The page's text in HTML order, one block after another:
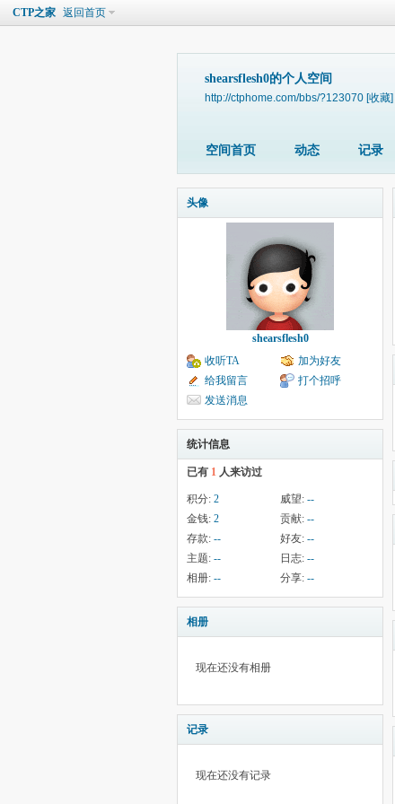
CTP之家 返回首页
shearsflesh0的个人空间
http://ctphome.com/bbs/?123070 [收藏]
空间首页 动态 记录
头像
shearsflesh0
收听TA
加为好友
给我留言
打个招呼
发送消息
统计信息
已有 1 人来访过
积分: 2 威望: --
金钱: 2 贡献: --
存款: -- 好友: --
主题: -- 日志: --
相册: -- 分享: --
相册
现在还没有相册
记录
现在还没有记录